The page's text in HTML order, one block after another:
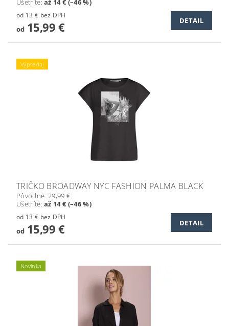
od 13 € bez DPH
od15,99 € DETAIL
Výpredaj
TRIČKO BROADWAY NYC FASHION PALMA BLACK
Pôvodne: 29,99 €
Ušetríte:až 14 € (–46 %)
od 13 € bez DPH
od15,99 € DETAIL
Novinka